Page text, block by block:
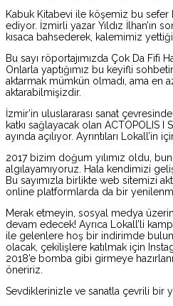
Kabuk Kitabevi ile köşemiz bu
ediyor. İzmirli yazar Yıldız İlhan’ın
kısaca bahsederek, kalemimiz
Bu sayı röportajımızda Çok Da Fifi
Onlarla yaptığımız bu keyifli
aktarmak mümkün olmadı, ama en
aktarabilmişizdir.
İzmir’in uluslararası sanat
katkı sağlayacak olan ACTOPOLIS I
ayında açılıyor. Ayrıntıları Lokall’in
2017 bizim doğum yılımız oldu,
algılayamıyoruz. Hala kendimizi
Bu sayımızla birlikte web sitemizi
online platformlarda da bir
Merak etmeyin, sosyal medya
devam edecek! Ayrıca Lokall’li
ile gelenlere hoş bir indirimde
olacak, çekilişlere katılmak için
2018’e bomba gibi girmeye
öneririz.
Sevdiklerinizle ve sanatla çevrili bir